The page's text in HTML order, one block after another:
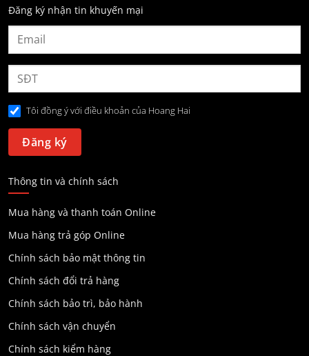
Đăng ký nhận tin khuyến mại
Tôi đồng ý với điều khoản của Hoang Hai
Thông tin và chính sách
Mua hàng và thanh toán Online
Mua hàng trả góp Online
Chính sách bảo mật thông tin
Chính sách đổi trả hàng
Chính sách bảo trì, bảo hành
Chính sách vận chuyển
Chính sách kiểm hàng